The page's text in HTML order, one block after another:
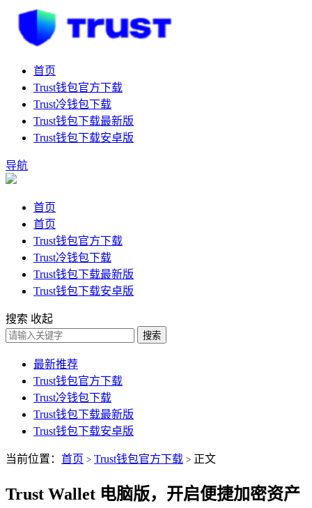
首页
Trust钱包官方下载
Trust冷钱包下载
Trust钱包下载最新版
Trust钱包下载安卓版
导航
首页
首页
Trust钱包官方下载
Trust冷钱包下载
Trust钱包下载最新版
Trust钱包下载安卓版
搜索 收起
搜索
最新推荐
Trust钱包官方下载
Trust冷钱包下载
Trust钱包下载最新版
Trust钱包下载安卓版
当前位置： 首页 > Trust钱包官方下载 > 正文
Trust Wallet 电脑版，开启便捷加密资产